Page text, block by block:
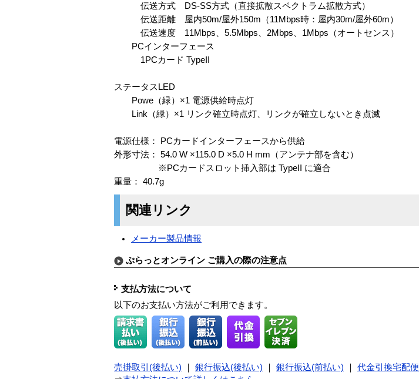
伝送方式 DS-SS方式（直接拡散スペクトラム拡散方式）
伝送距離 屋内50m/屋外150m（11Mbps時：屋内30m/屋外60m）
伝送速度 11Mbps、5.5Mbps、2Mbps、1Mbps（オートセンス）
PCインターフェース
1PCカード TypeII
ステータスLED
Powe（緑）×1 電源供給時点灯
Link（緑）×1 リンク確立時点灯、リンクが確立しないとき点滅
電源仕様： PCカードインターフェースから供給
外形寸法： 54.0 W ×115.0 D ×5.0 H mm（アンテナ部を含む）
※PCカードスロット挿入部は TypeII に適合
重量： 40.7g
関連リンク
メーカー製品情報
ぷらっとオンライン ご購入の際の注意点
支払方法について
以下のお支払い方法がご利用できます。
売掛取引(後払い) 銀行振込(後払い) 銀行振込(前払い) 代金引換宅配便